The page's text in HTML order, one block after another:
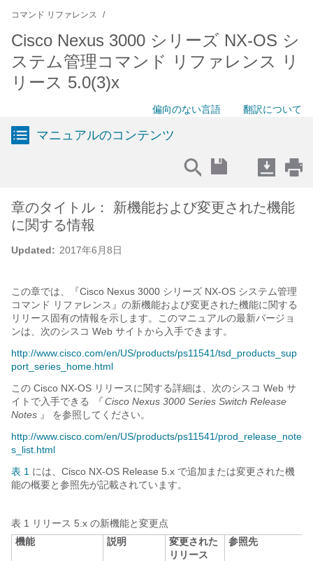
コマンド リファレンス
Cisco Nexus 3000 シリーズ NX-OS シ
ステム管理コマンド リファレンス リ
リース 5.0(3)x
偏向のない言語 翻訳について
マニュアルのコンテンツ
Updated: 2017年6月8日
章のタイトル： 新機能および変更された機能
に関する情報
この章では、『Cisco Nexus 3000 シリーズ NX-OS システム管理
コマンド リファレンス』の新機能および変更された機能に関する
リリース固有の情報を示します。このマニュアルの最新バージョ
ンは、次のシスコ Web サイトから入手できます。
http://www.cisco.com/en/US/products/ps11541/tsd_products_sup
port_series_home.html
この Cisco NX-OS リリースに関する詳細は、次のシスコ Web サ
イトで入手できる
『 Cisco Nexus 3000 Series Switch Release
Notes 』
を参照してください。
http://www.cisco.com/en/US/products/ps11541/prod_release_note
s_list.html
表 1 には、Cisco NX-OS Release 5.x で追加または変更された機
能の概要と参照先が記載されています。
表 1
リリース 5.x の新機能と変更点
機能
説明
変更された
リリース
参照先